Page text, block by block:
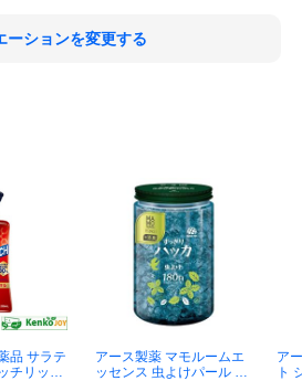
ーションを変更する
品 サラテ
チリッチ
アース製薬 マモルームエ
ッセンス 虫よけパール 18
ア
ト